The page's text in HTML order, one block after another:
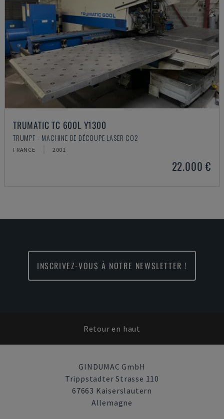
TRUMATIC TC 600L Y1300
TRUMPF - MACHINE DE DÉCOUPE LASER CO2
FRANCE 2001
22.000 €
INSCRIVEZ-VOUS À NOTRE NEWSLETTER !
Retour en haut
GINDUMAC GmbH
Trippstadter Strasse 110
67663 Kaiserslautern
Allemagne